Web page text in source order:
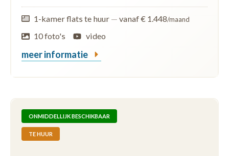
1-kamer flats te huur — vanaf € 1.448/maand
10 foto's video
meer informatie
ONMIDDELLIJK BESCHIKBAAR
TE HUUR